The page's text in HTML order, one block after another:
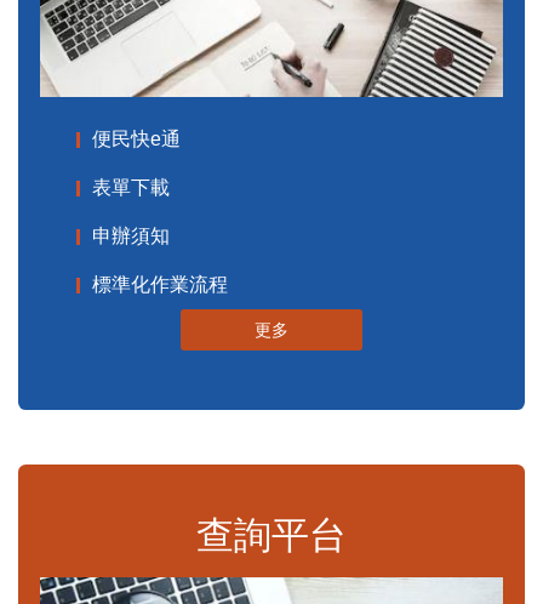
便民快e通
表單下載
申辦須知
標準化作業流程
更多
查詢平台